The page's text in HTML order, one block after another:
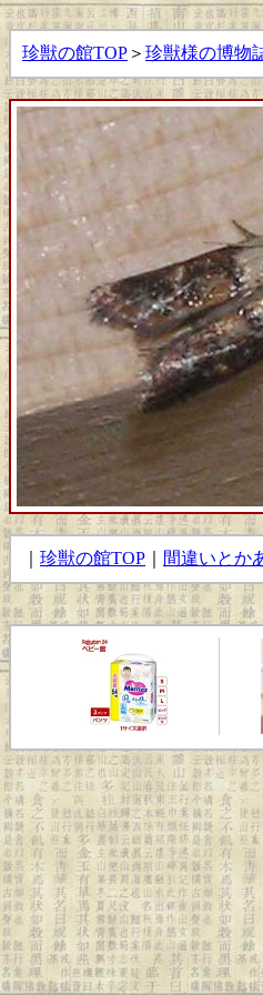
珍獣の館TOP ＞ 珍獣様の博物
珍獣の館TOP 間違いとか